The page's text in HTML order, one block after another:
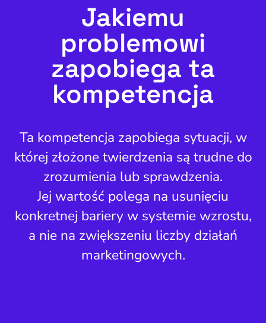
Jakiemu
problemowi
zapobiega ta
kompetencja
Ta kompetencja zapobiega sytuacji, w
której złożone twierdzenia są trudne do
zrozumienia lub sprawdzenia.
Jej wartość polega na usunięciu
konkretnej bariery w systemie wzrostu,
a nie na zwiększeniu liczby działań
marketingowych.